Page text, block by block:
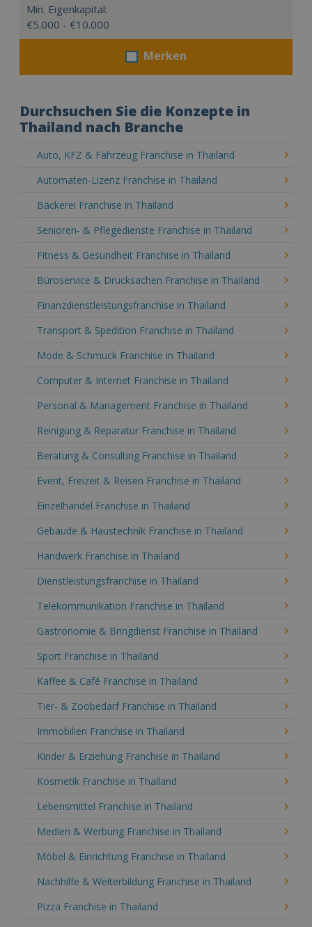
Min. Eigenkapital:
€5.000 - €10.000
Merken
Durchsuchen Sie die Konzepte in
Thailand nach Branche
Auto, KFZ & Fahrzeug Franchise in Thailand
Automaten-Lizenz Franchise in Thailand
Bäckerei Franchise in Thailand
Senioren- & Pflegedienste Franchise in Thailand
Fitness & Gesundheit Franchise in Thailand
Büroservice & Drucksachen Franchise in Thailand
Finanzdienstleistungsfranchise in Thailand
Transport & Spedition Franchise in Thailand
Mode & Schmuck Franchise in Thailand
Computer & Internet Franchise in Thailand
Personal & Management Franchise in Thailand
Reinigung & Reparatur Franchise in Thailand
Beratung & Consulting Franchise in Thailand
Event, Freizeit & Reisen Franchise in Thailand
Einzelhandel Franchise in Thailand
Gebäude & Haustechnik Franchise in Thailand
Handwerk Franchise in Thailand
Dienstleistungsfranchise in Thailand
Telekommunikation Franchise in Thailand
Gastronomie & Bringdienst Franchise in Thailand
Sport Franchise in Thailand
Kaffee & Café Franchise in Thailand
Tier- & Zoobedarf Franchise in Thailand
Immobilien Franchise in Thailand
Kinder & Erziehung Franchise in Thailand
Kosmetik Franchise in Thailand
Lebensmittel Franchise in Thailand
Medien & Werbung Franchise in Thailand
Möbel & Einrichtung Franchise in Thailand
Nachhilfe & Weiterbildung Franchise in Thailand
Pizza Franchise in Thailand